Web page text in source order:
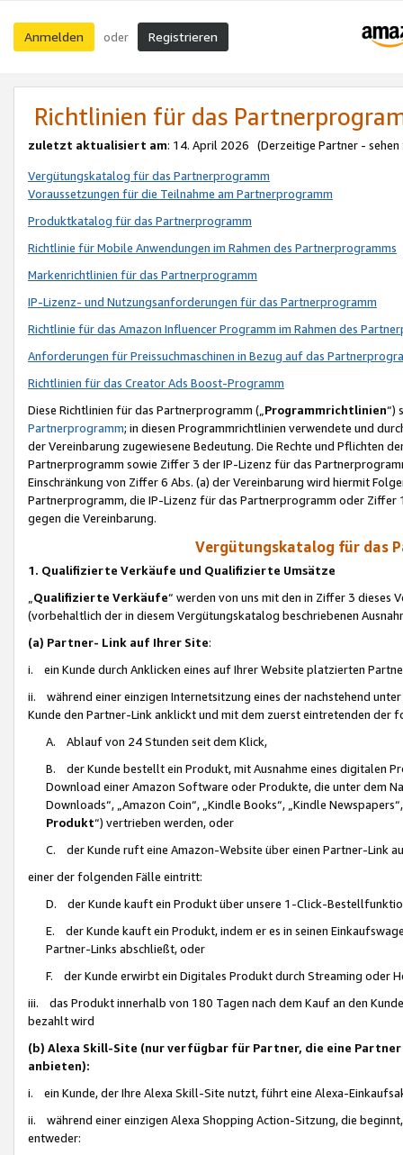
Anmelden oder Registrieren
Richtlinien für das
zuletzt aktualisiert am: 14. April 2026 (Derzeitige Partner - sehen
Vergütungskatalog für das Partnerprogramm
Voraussetzungen für die Teilnahme am Partnerprogramm
Produktkatalog für das Partnerprogramm
Richtlinie für Mobile Anwendungen im Rahmen des Partnerprogramms
Markenrichtlinien für das Partnerprogramm
IP-Lizenz- und Nutzungsanforderungen für das Partnerprogramm
Richtlinie für das Amazon Influencer Programm im Rahmen des
Anforderungen für Preissuchmaschinen in Bezug auf das
Richtlinien für das Creator Ads Boost-Programm
Diese Richtlinien für das Partnerprogramm („Programmrichtlinien“)
Partnerprogramm; in diesen Programmrichtlinien verwendete und
der Vereinbarung zugewiesene Bedeutung. Die Rechte und Pflichten
Partnerprogramm sowie Ziffer 3 der IP-Lizenz für das
Einschränkung von Ziffer 6 Abs. (a) der Vereinbarung wird hiermit
Partnerprogramm, die IP-Lizenz für das Partnerprogramm oder
gegen die Vereinbarung.
Vergütungskatalog für das
1. Qualifizierte Verkäufe und Qualifizierte Umsätze
Qualifizierte Verkäufe“ werden von uns mit den in Ziffer 3
(vorbehaltlich der in diesem Vergütungskatalog beschriebenen
(a) Partner- Link auf Ihrer Site:
i. ein Kunde durch Anklicken eines auf Ihrer Website platzierten
ii. während einer einzigen Internetsitzung eines der nachstehend
Kunde den Partner-Link anklickt und mit dem zuerst eintretenden der
A. Ablauf von 24 Stunden seit dem Klick,
B. der Kunde bestellt ein Produkt, mit Ausnahme eines digitalen
Download einer Amazon Software oder Produkte, die unter dem
Downloads“, „Amazon Coin“, „Kindle Books“, „Kindle
Produkt“) vertrieben werden, oder
C. der Kunde ruft eine Amazon-Website über einen Partner-Link
einer der folgenden Fälle eintritt:
D. der Kunde kauft ein Produkt über unsere 1-Click-
E. der Kunde kauft ein Produkt, indem er es in seinen
Partner-Links abschließt, oder
F. der Kunde erwirbt ein Digitales Produkt durch Streaming oder
iii. das Produkt innerhalb von 180 Tagen nach dem Kauf an den
bezahlt wird
(b) Alexa Skill-Site (nur verfügbar für Partner, die eine
anbieten):
i. ein Kunde, der Ihre Alexa Skill-Site nutzt, führt eine Alexa-
ii. während einer einzigen Alexa Shopping Action-Sitzung, die
entweder: